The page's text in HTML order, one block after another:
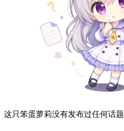
这只笨蛋萝莉没有发布过任何话题